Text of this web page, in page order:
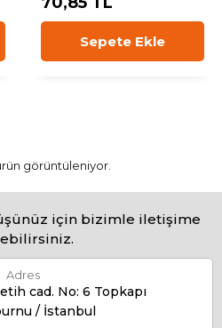
Sepete Ekle
görüntüleniyor.
için bizimle iletişime
Adres
cad. No: 6 Topkapı
/ İstanbul